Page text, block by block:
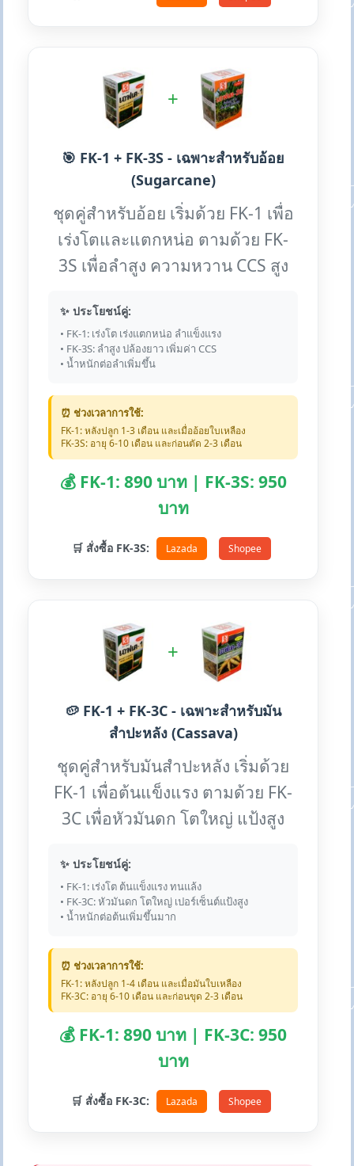
+
🎯 FK-1 + FK-3S - เฉพาะสำหรับอ้อย
(Sugarcane)
ชุดคู่สำหรับอ้อย เริ่มด้วย FK-1 เพื่อ
เร่งโตและแตกหน่อ ตามด้วย FK-
3S เพื่อลำสูง ความหวาน CCS สูง
✨ ประโยชน์คู่:
• FK-1: เร่งโต เร่งแตกหน่อ ลำแข็งแรง
• FK-3S: ลำสูง ปล้องยาว เพิ่มค่า CCS
• น้ำหนักต่อลำเพิ่มขึ้น
⏰ ช่วงเวลาการใช้:
FK-1: หลังปลูก 1-3 เดือน และเมื่ออ้อยใบเหลือง
FK-3S: อายุ 6-10 เดือน และก่อนตัด 2-3 เดือน
💰 FK-1: 890 บาท | FK-3S: 950
บาท
🛒 สั่งซื้อ FK-3S: Lazada Shopee
+
🥔 FK-1 + FK-3C - เฉพาะสำหรับมัน
สำปะหลัง (Cassava)
ชุดคู่สำหรับมันสำปะหลัง เริ่มด้วย
FK-1 เพื่อต้นแข็งแรง ตามด้วย FK-
3C เพื่อหัวมันดก โตใหญ่ แป้งสูง
✨ ประโยชน์คู่:
• FK-1: เร่งโต ต้นแข็งแรง ทนแล้ง
• FK-3C: หัวมันดก โตใหญ่ เปอร์เซ็นต์แป้งสูง
• น้ำหนักต่อต้นเพิ่มขึ้นมาก
⏰ ช่วงเวลาการใช้:
FK-1: หลังปลูก 1-4 เดือน และเมื่อมันใบเหลือง
FK-3C: อายุ 6-10 เดือน และก่อนขุด 2-3 เดือน
💰 FK-1: 890 บาท | FK-3C: 950
บาท
🛒 สั่งซื้อ FK-3C: Lazada Shopee